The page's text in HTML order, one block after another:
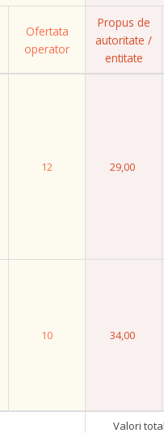
Ofertata
operator
Propus de
autoritate /
entitate
12 29,00
10 34,00
Valori